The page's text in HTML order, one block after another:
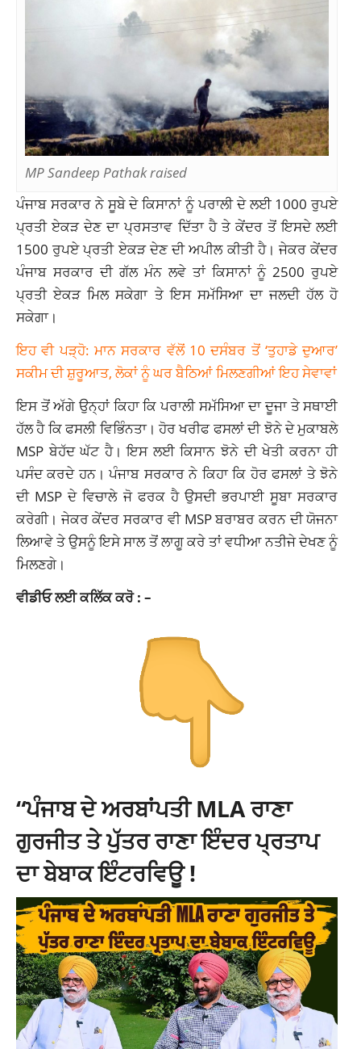
MP Sandeep Pathak raised
ਪੰਜਾਬ ਸਰਕਾਰ ਨੇ ਸੂਬੇ ਦੇ ਕਿਸਾਨਾਂ ਨੂੰ ਪਰਾਲੀ ਦੇ ਲਈ 1000 ਰੁਪਏ
ਪ੍ਰਤੀ ਏਕੜ ਦੇਣ ਦਾ ਪ੍ਰਸਤਾਵ ਦਿੱਤਾ ਹੈ ਤੇ ਕੇਂਦਰ ਤੋਂ ਇਸਦੇ ਲਈ
1500 ਰੁਪਏ ਪ੍ਰਤੀ ਏਕੜ ਦੇਣ ਦੀ ਅਪੀਲ ਕੀਤੀ ਹੈ। ਜੇਕਰ ਕੇਂਦਰ
ਪੰਜਾਬ ਸਰਕਾਰ ਦੀ ਗੱਲ ਮੰਨ ਲਵੇ ਤਾਂ ਕਿਸਾਨਾਂ ਨੂੰ 2500 ਰੁਪਏ
ਪ੍ਰਤੀ ਏਕੜ ਮਿਲ ਸਕੇਗਾ ਤੇ ਇਸ ਸਮੱਸਿਆ ਦਾ ਜਲਦੀ ਹੱਲ ਹੋ
ਸਕੇਗਾ।
ਇਹ ਵੀ ਪੜ੍ਹੋ: ਮਾਨ ਸਰਕਾਰ ਵੱਲੋਂ 10 ਦਸੰਬਰ ਤੋਂ ‘ਤੁਹਾਡੇ ਦੁਆਰ’
ਸਕੀਮ ਦੀ ਸ਼ੁਰੂਆਤ, ਲੋਕਾਂ ਨੂੰ ਘਰ ਬੈਠਿਆਂ ਮਿਲਣਗੀਆਂ ਇਹ ਸੇਵਾਵਾਂ
ਇਸ ਤੋਂ ਅੱਗੇ ਉਨ੍ਹਾਂ ਕਿਹਾ ਕਿ ਪਰਾਲੀ ਸਮੱਸਿਆ ਦਾ ਦੂਜਾ ਤੇ ਸਥਾਈ
ਹੱਲ ਹੈ ਕਿ ਫਸਲੀ ਵਿਭਿੰਨਤਾ। ਹੋਰ ਖਰੀਫ ਫਸਲਾਂ ਦੀ ਝੋਨੇ ਦੇ ਮੁਕਾਬਲੇ
MSP ਬੇਹੱਦ ਘੱਟ ਹੈ। ਇਸ ਲਈ ਕਿਸਾਨ ਝੋਨੇ ਦੀ ਖੇਤੀ ਕਰਨਾ ਹੀ
ਪਸੰਦ ਕਰਦੇ ਹਨ। ਪੰਜਾਬ ਸਰਕਾਰ ਨੇ ਕਿਹਾ ਕਿ ਹੋਰ ਫਸਲਾਂ ਤੇ ਝੋਨੇ
ਦੀ MSP ਦੇ ਵਿਚਾਲੇ ਜੋ ਫਰਕ ਹੈ ਉਸਦੀ ਭਰਪਾਈ ਸੂਬਾ ਸਰਕਾਰ
ਕਰੇਗੀ। ਜੇਕਰ ਕੇਂਦਰ ਸਰਕਾਰ ਵੀ MSP ਬਰਾਬਰ ਕਰਨ ਦੀ ਯੋਜਨਾ
ਲਿਆਵੇ ਤੇ ਉਸਨੂੰ ਇਸੇ ਸਾਲ ਤੋਂ ਲਾਗੂ ਕਰੇ ਤਾਂ ਵਧੀਆ ਨਤੀਜੇ ਦੇਖਣ ਨੂੰ
ਮਿਲਣਗੇ।
ਵੀਡੀਓ ਲਈ ਕਲਿੱਕ ਕਰੋ : –
“ਪੰਜਾਬ ਦੇ ਅਰਬਾਂਪਤੀ MLA ਰਾਣਾ
ਗੁਰਜੀਤ ਤੇ ਪੁੱਤਰ ਰਾਣਾ ਇੰਦਰ ਪ੍ਰਤਾਪ
ਦਾ ਬੇਬਾਕ ਇੰਟਰਵਿਊ !